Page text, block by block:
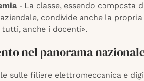
- La classe, essendo composta
condivide anche la propria
anche i docenti».
nel panorama
sulle filiere elettromeccanica e